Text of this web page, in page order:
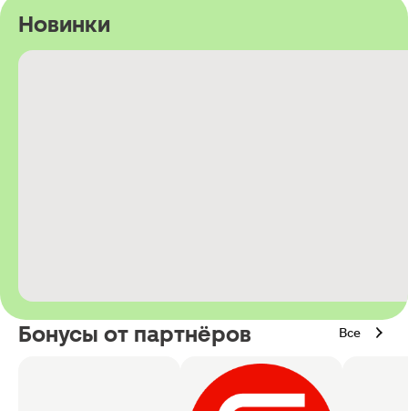
Новинки
Бонусы от партнёров Все